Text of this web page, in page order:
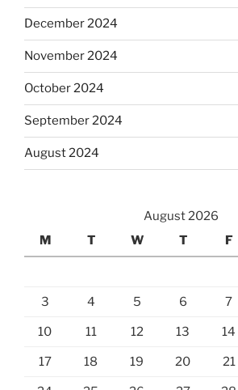
December 2024
November 2024
October 2024
September 2024
August 2024
August 2026
M
T W T F
3 4 5 6 7
10 11 12 13 14
17 18 19 20 21